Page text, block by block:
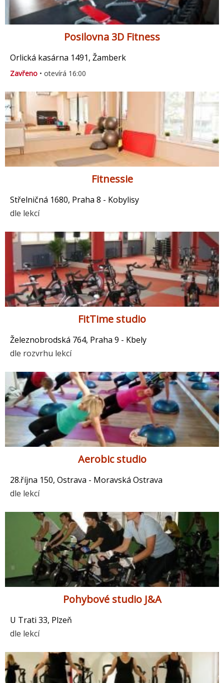
Posilovna 3D Fitness
Orlická kasárna 1491, Žamberk
Zavřeno • otevírá 16:00
Fitnessie
Střelničná 1680, Praha 8 - Kobylisy
dle lekcí
FitTime studio
Železnobrodská 764, Praha 9 - Kbely
dle rozvrhu lekcí
Aerobic studio
28.října 150, Ostrava - Moravská Ostrava
dle lekcí
Pohybové studio J&A
U Trati 33, Plzeň
dle lekcí